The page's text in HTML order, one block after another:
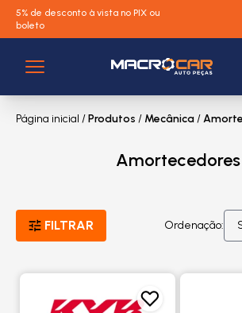
5% de desconto à vista no PIX ou
boleto
Página inicial /Produtos / Mecânica/
Amortecedores
FILTRAR Ordenação: